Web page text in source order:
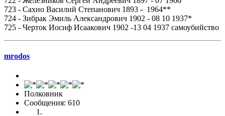
723 - Сахно Василий Степанович 1893 - 1964**
724 - Зибрак Эмиль Александрович 1902 - 08 10 1937*
725 - Черток Иосиф Исаакович 1902 -13 04 1937 самоубийство
mrodos
Полковник
Сообщения: 610